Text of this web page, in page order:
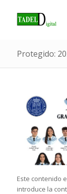
Protegido:
Este contenido
introduce la